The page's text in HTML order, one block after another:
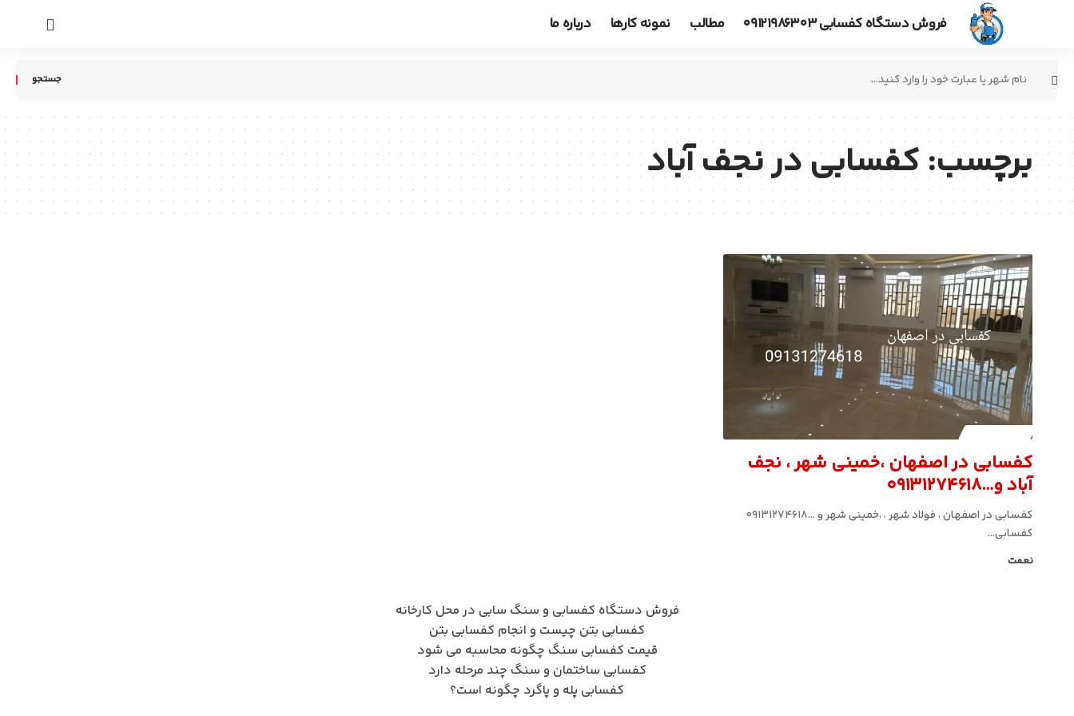
فروش دستگاه کفسابی ۰۹۱۲۱۹۸۶۳۰۳ مطالب نمونه کارها درباره ما
برای:
برچسب:کفسابی در نجف آباد
کفسابی در اصفهان ،خمینی شهر ، نجف
آباد و…۰۹۱۳۱۲۷۴۶۱۸
کفسابی در اصفهان ، فولاد شهر ، ،خمینی شهر و ...۰۹۱۳۱۲۷۴۶۱۸
کفسابی…
نعمت
فروش دستگاه کفسابی و سنگ سابی در محل کارخانه
کفسابی بتن چیست و انجام کفسابی بتن
قیمت کفسابی سنگ چگونه محاسبه می شود
کفسابی ساختمان و سنگ چند مرحله دارد
کفسابی پله و پاگرد چگونه است؟